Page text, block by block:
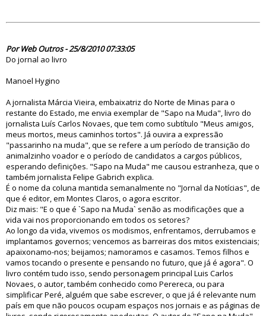
Por Web Outros - 25/8/2010 07:33:05
Do jornal ao livro
Manoel Hygino
A jornalista Márcia Vieira, embaixatriz do Norte de Minas para o
restante do Estado, me envia exemplar de "Sapo na Muda", livro do
jornalista Luís Carlos Novaes, que tem como subtítulo "Meus amigos,
meus mortos, meus caminhos tortos". Já ouvira a expressão
"passarinho na muda", que se refere a um período de transição do
animalzinho voador e o período de candidatos a cargos públicos,
esperando definições. "Sapo na Muda" me causou estranheza, que o
também jornalista Felipe Gabrich explica.
É o nome da coluna mantida semanalmente no "Jornal da Notícias", de
que é editor, em Montes Claros, o agora escritor.
Diz mais: "E o que é `Sapo na Muda` senão as modificações que a
vida vai nos proporcionando em todos os setores?
Ao longo da vida, vivemos os modismos, enfrentamos, derrubamos e
implantamos governos; vencemos as barreiras dos mitos existenciais;
apaixonamo-nos; beijamos; namoramos e casamos. Temos filhos e
vamos tocando o presente e pensando no futuro, que já é agora". O
livro contém tudo isso, sendo personagem principal Luis Carlos
Novaes, o autor, também conhecido como Perereca, ou para
simplificar Peré, alguém que sabe escrever, o que já é relevante num
país em que não poucos ocupam espaços nos jornais e as páginas de